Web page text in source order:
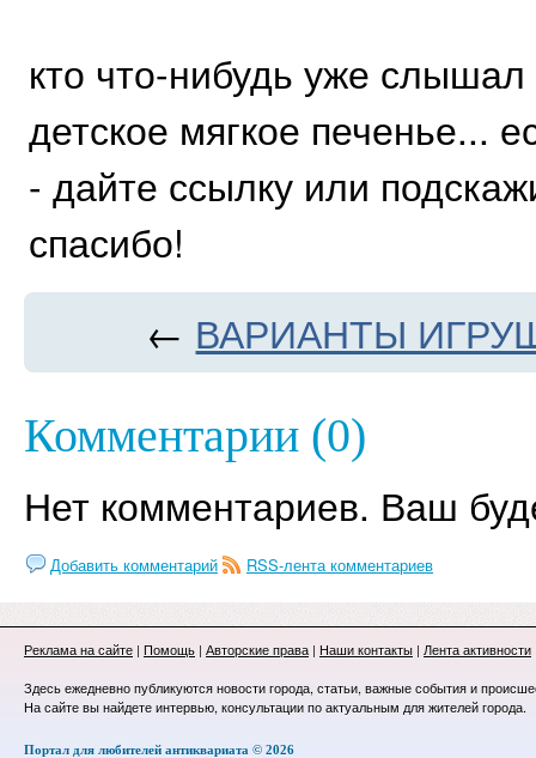
кто что-нибудь уже
детское мягкое печенье...
- дайте ссылку или
спасибо!
← ВАРИАНТЫ
Комментарии (0)
Нет комментариев. Ваш
Добавить комментарий RSS-лента комментариев
Реклама на сайте | Помощь | Авторские права | Наши контакты | Лента активности
Здесь ежедневно публикуются новости города, статьи, важные события и
На сайте вы найдете интервью, консультации по актуальным для жителей города.
Портал для любителей антиквариата © 2026